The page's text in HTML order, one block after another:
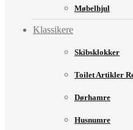
Møbelhjul
Klassikere
Skibsklokker
Toilet Artikler
Dørhamre
Husnumre